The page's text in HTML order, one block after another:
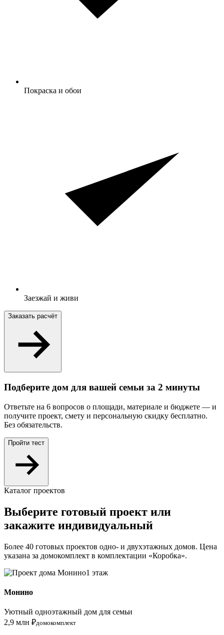
Покраска и обои
Заезжай и живи
Заказать расчёт
Подберите дом для вашей семьи за 2 минуты
Ответьте на 6 вопросов о площади, материале и бюджете — и
получите проект, смету и персональную скидку бесплатно.
Без обязательств.
Пройти тест
Каталог проектов
Выберите готовый проект или
закажите индивидуальный
Более 40 готовых проектов одно- и двухэтажных домов. Цена
указана за домокомплект в комплектации «Коробка».
1 этаж
Монино
Уютный одноэтажный дом для семьи
2,9 млн ₽домокомплект